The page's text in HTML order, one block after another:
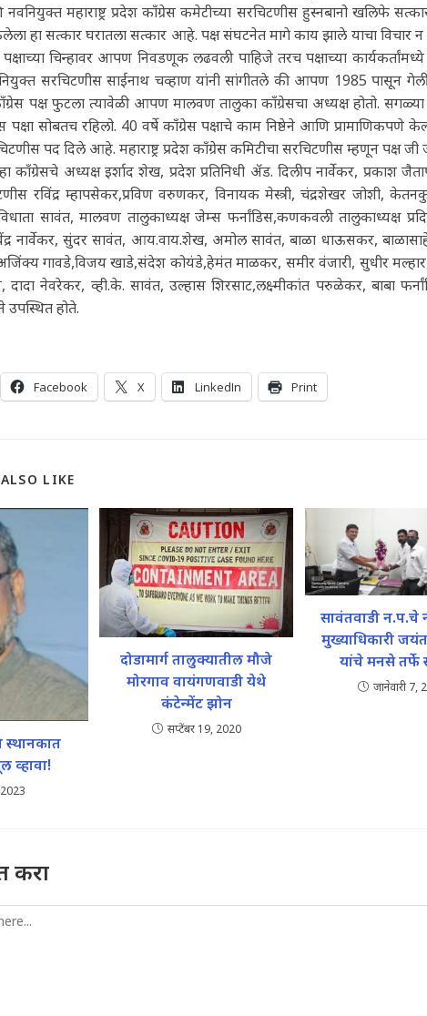
महाराष्ट्र प्रदेश काँग्रेस कमेटीच्या सरचिटणीस हुस्नबानो खलिफे
हा सत्कार घरातला सत्कार आहे. पक्ष संघटनेत मागे काय झाले याचा विचार
चिन्हावर आपण निवडणूक लढवली पाहिजे तरच पक्षाच्या कार्यकर्तांमध्ये
सरचिटणीस साईनाथ चव्हाण यांनी सांगीतले की आपण 1985 पासून
पक्ष फुटला त्यावेळी आपण मालवण तालुका काँग्रेसचा अध्यक्ष होतो. सगळ्या
पक्षा सोबतच रहिलो. 40 वर्षे काँग्रेस पक्षाचे काम निष्ठेने आणि प्रामाणिकपणे
पद दिले आहे. महाराष्ट्र प्रदेश काँग्रेस कमिटीचा सरचिटणीस म्हणून पक्ष जी
काँग्रेसचे अध्यक्ष इर्शाद शेख, प्रदेश प्रतिनिधी अ‍ॅड. दिलीप नार्वेकर, प्रकाश
रविंद्र म्हापसेकर,प्रविण वरुणकर, विनायक मेस्त्री, चंद्रशेखर जोशी,
सावंत, मालवण तालुकाध्यक्ष जेम्स फर्नांडिस,कणकवली तालुकाध्यक्ष
नार्वेकर, सुंदर सावंत, आय.वाय.शेख, अमोल सावंत, बाळा धाऊसकर,
गावडे,विजय खाडे,संदेश कोयंडे,हेमंत माळकर, समीर वंजारी, सुधीर
नेवरेकर, व्ही.के. सावंत, उल्हास शिरसाट,लक्ष्मीकांत परुळेकर, बाबा
उपस्थित होते.
Facebook X LinkedIn Print
LIKE
व्हावा!
दोडामार्ग तालुक्यातील मौजे
मोरगाव वायंगणवाडी येथे
कंटेन्मेंट झोन
सप्टेंबर 19, 2020
सावंतवाडी न.प.चे
मुख्याधिकारी
यांचे मनसे तर्फे
जानेवारी 7,
करा